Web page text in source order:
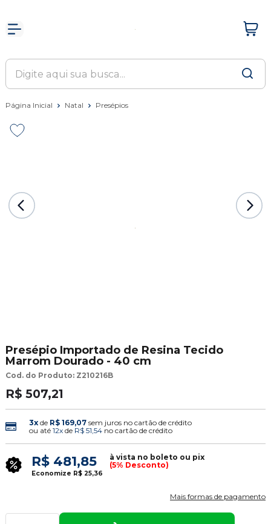
Página Inicial Natal Presépios
Presépio Importado de Resina Tecido
Marrom Dourado - 40 cm
Cod. do Produto: Z210216B
R$ 507,21
3xde R$ 169,07 sem juros no cartão de crédito
ou até 12xde R$ 51,54no cartão de crédito
R$ 481,85
à vista no boleto ou pix
(5% Desconto)
Economize R$ 25,36
Mais formas de pagamento